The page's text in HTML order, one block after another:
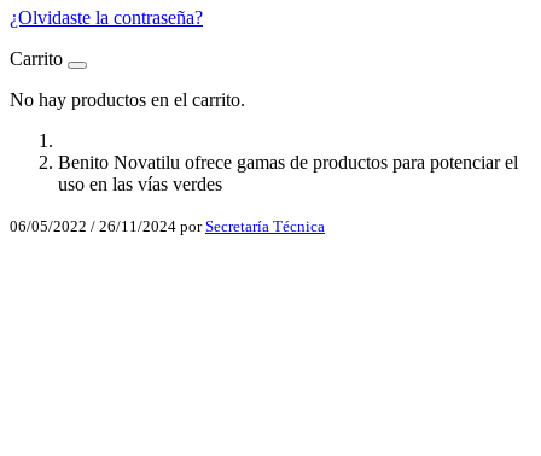
¿Olvidaste la contraseña?
Carrito
No hay productos en el carrito.
Benito Novatilu ofrece gamas de productos para potenciar el
uso en las vías verdes
06/05/2022 / 26/11/2024 porSecretaría Técnica